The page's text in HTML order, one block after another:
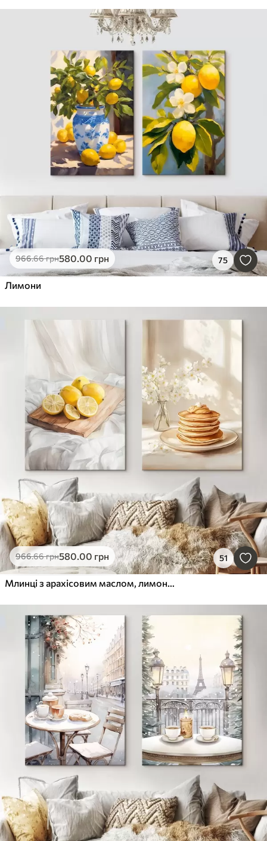
966.66грн580.00 грн 75
Лимони
966.66грн580.00 грн 51
Млинці з арахісовим маслом, лимонами на дерев'яній дошці, акварельний стиль